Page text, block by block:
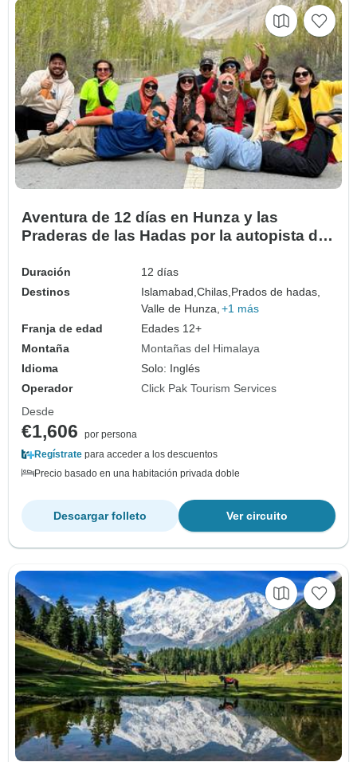
Aventura de 12 días en Hunza y las
Praderas de las Hadas por la autopista del
Duración
12 días
Destinos
Islamabad,Chilas, Prados de hadas,
Valle de Hunza, +1 más
Franja de edad
Edades 12+
Montaña
Montañas del Himalaya
Idioma
Solo: Inglés
Operador
Click Pak Tourism Services
Desde
€1,606
por persona
Regístrate para acceder a los descuentos
Precio basado en una habitación privada doble
Ver circuito
Descargar folleto